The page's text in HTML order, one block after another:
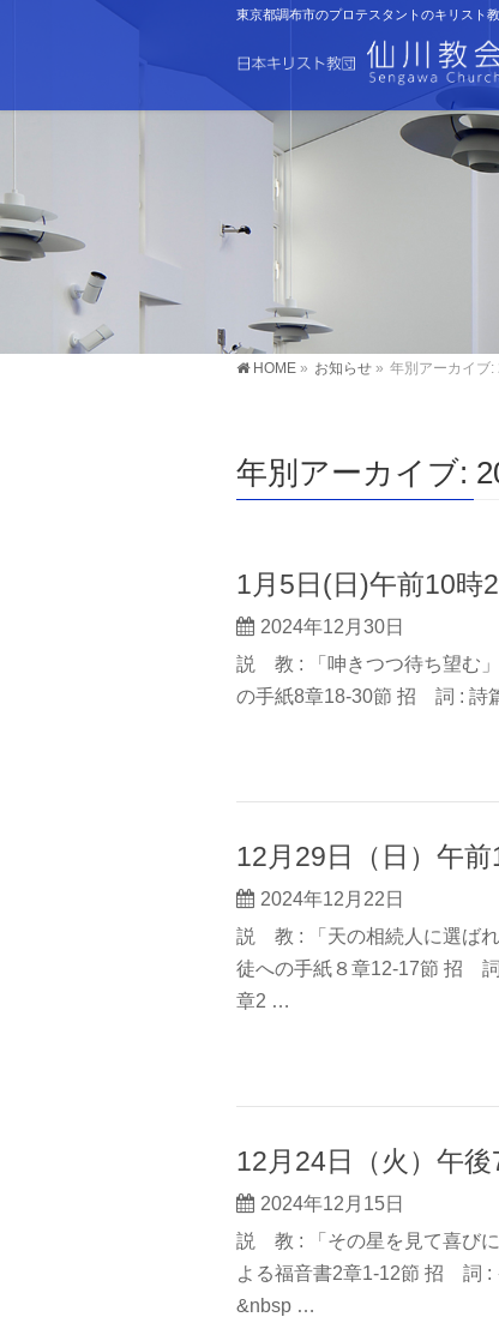
東京都調布市のプロテスタントのキリスト
HOME » お知らせ » 年別アーカイブ:
年別アーカイブ:
1月5日(日)午前10
2024年12月30日
説 教 : 「呻きつつ待ち望む
の手紙8章18-30節 招 詞 : 詩
12月29日（日）午
2024年12月22日
説 教 : 「天の相続人に選ば
徒への手紙８章12-17節 招
章2 …
12月24日（火）午
2024年12月15日
説 教 : 「その星を見て喜び
よる福音書2章1-12節 招 詞 :
&nbsp …